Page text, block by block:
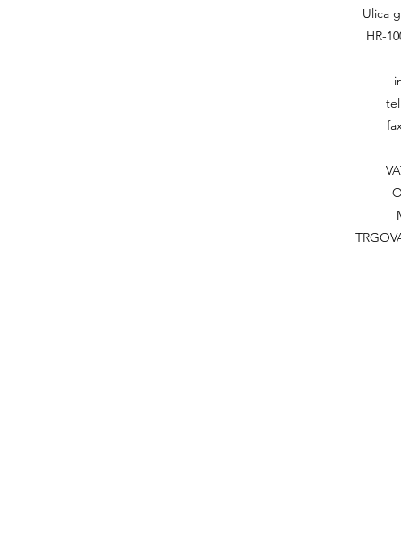
Ulica
HR-